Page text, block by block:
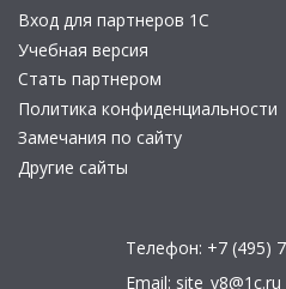
Вход для партнеров 1С
Учебная версия
Стать партнером
Политика конфиденциальности
Замечания по сайту
Другие сайты
Телефон: +7 (495)
Email: site_v8@1c.ru